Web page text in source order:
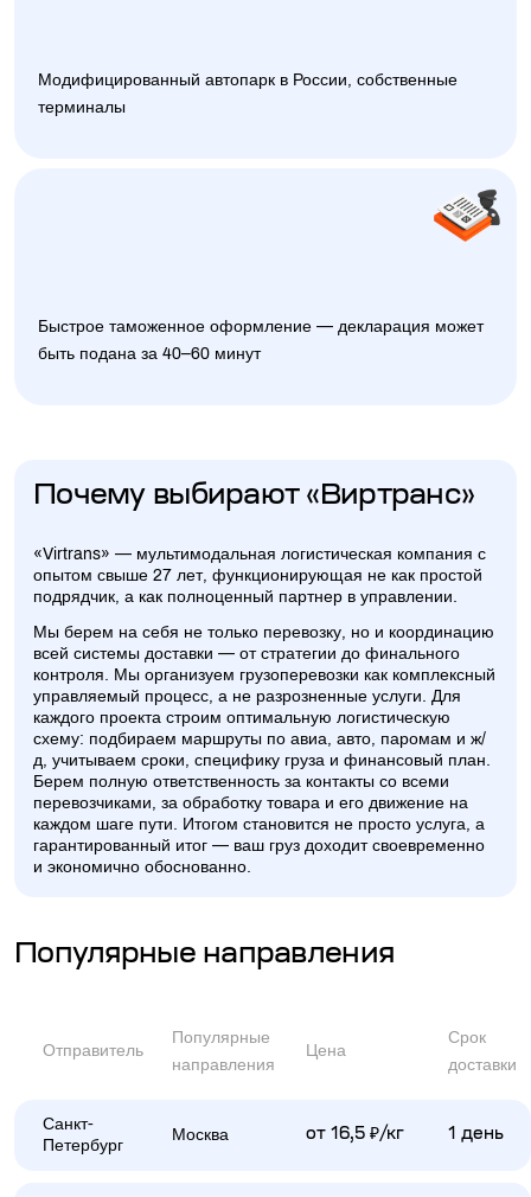
Модифицированный автопарк в России, собственные
терминалы
Быстрое таможенное оформление — декларация может
быть подана за 40–60 минут
Почему выбирают «Виртранс»
«Virtrans» — мультимодальная логистическая компания с
опытом свыше 27 лет, функционирующая не как простой
подрядчик, а как полноценный партнер в управлении.
Мы берем на себя не только перевозку, но и координацию
всей системы доставки — от стратегии до финального
контроля. Мы организуем грузоперевозки как комплексный
управляемый процесс, а не разрозненные услуги. Для
каждого проекта строим оптимальную логистическую
схему: подбираем маршруты по авиа, авто, паромам и ж/
д, учитываем сроки, специфику груза и финансовый план.
Берем полную ответственность за контакты со всеми
перевозчиками, за обработку товара и его движение на
каждом шаге пути. Итогом становится не просто услуга, а
гарантированный итог — ваш груз доходит своевременно
и экономично обоснованно.
Популярные направления
Отправитель
Популярные
направления
Цена
Срок
доставки
Санкт-
Петербург
Москва от 16,5 ₽/кг 1 день